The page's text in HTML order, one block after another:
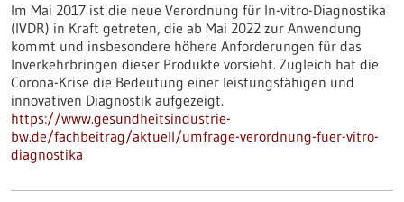
Im Mai 2017 ist die neue Verordnung für In-vitro-Diagnostika
(IVDR) in Kraft getreten, die ab Mai 2022 zur Anwendung
kommt und insbesondere höhere Anforderungen für das
Inverkehrbringen dieser Produkte vorsieht. Zugleich hat die
Corona-Krise die Bedeutung einer leistungsfähigen und
innovativen Diagnostik aufgezeigt.
https://www.gesundheitsindustrie-
bw.de/fachbeitrag/aktuell/umfrage-verordnung-fuer-vitro-
diagnostika